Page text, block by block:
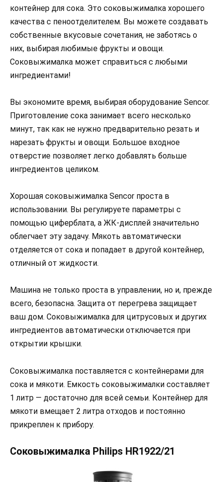
контейнер для сока. Это соковыжималка хорошего
качества с пеноотделителем. Вы можете создавать
собственные вкусовые сочетания, не заботясь о
них, выбирая любимые фрукты и овощи.
Соковыжималка может справиться с любыми
ингредиентами!
Вы экономите время, выбирая оборудование Sencor.
Приготовление сока занимает всего несколько
минут, так как не нужно предварительно резать и
нарезать фрукты и овощи. Большое входное
отверстие позволяет легко добавлять больше
ингредиентов целиком.
Хорошая соковыжималка Sencor проста в
использовании. Вы регулируете параметры с
помощью циферблата, а ЖК-дисплей значительно
облегчает эту задачу. Мякоть автоматически
отделяется от сока и попадает в другой контейнер,
отличный от жидкости.
Машина не только проста в управлении, но и, прежде
всего, безопасна. Защита от перегрева защищает
ваш дом. Соковыжималка для цитрусовых и других
ингредиентов автоматически отключается при
открытии крышки.
Соковыжималка поставляется с контейнерами для
сока и мякоти. Емкость соковыжималки составляет
1 литр — достаточно для всей семьи. Контейнер для
мякоти вмещает 2 литра отходов и постоянно
прикреплен к прибору.
Соковыжималка Philips HR1922/21